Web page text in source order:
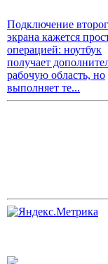
Подключение
экрана кажется
операцией: ноутбук
получает
рабочую область, но
выполняет те...